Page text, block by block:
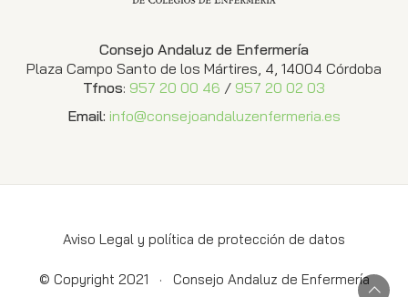
Consejo Andaluz de Enfermería
Plaza Campo Santo de los Mártires, 4, 14004 Córdoba
Tfnos: 957 20 00 46 / 957 20 02 03
Email: info@consejoandaluzenfermeria.es
Aviso Legal y política de protección de datos
© Copyright 2021 · Consejo Andaluz de Enfermería